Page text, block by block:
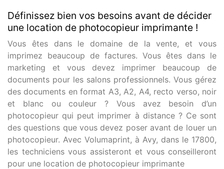
Définissez bien vos besoins avant de décider
une location de photocopieur imprimante !
Vous êtes dans le domaine de la vente, et vous
imprimez beaucoup de factures. Vous êtes dans le
marketing et vous devez imprimer beaucoup de
documents pour les salons professionnels. Vous gérez
des documents en format A3, A2, A4, recto verso, noir
et blanc ou couleur ? Vous avez besoin d’un
photocopieur qui peut imprimer à distance ? Ce sont
des questions que vous devez poser avant de louer un
photocopieur. Avec Volumaprint, à Avy, dans le 17800,
les techniciens vous assisteront et vous conseilleront
pour une location de photocopieur imprimante